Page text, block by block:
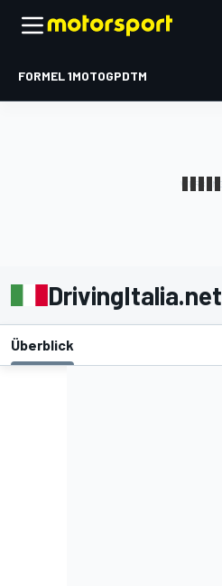
FORMEL 1MOTOGPDTM
DrivingItalia.net
Überblick